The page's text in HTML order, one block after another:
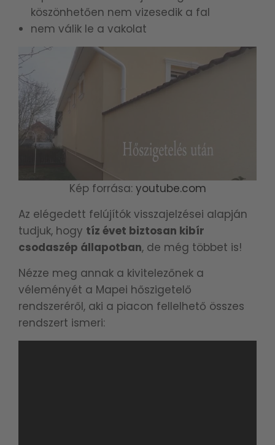
köszönhetően nem vizesedik a fal
nem válik le a vakolat
Kép forrása: youtube.com
Az elégedett felújítók visszajelzései alapján
tudjuk, hogy tíz évet biztosan kibír
csodaszép állapotban, de még többet is!
Nézze meg annak a kivitelezőnek a
véleményét a Mapei hőszigetelő
rendszeréről, aki a piacon fellelhető összes
rendszert ismeri: